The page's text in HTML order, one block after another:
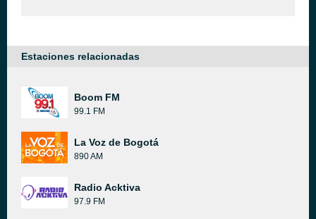
Estaciones relacionadas
Boom FM
99.1 FM
La Voz de Bogotá
890 AM
Radio Acktiva
97.9 FM